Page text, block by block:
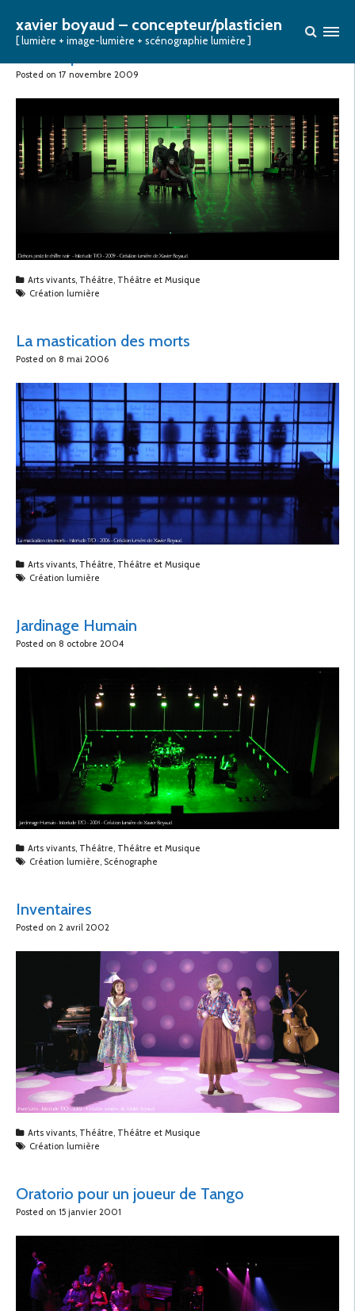
xavier boyaud – concepteur/plasticien
[ lumière + image-lumière + scénographie lumière ]
CATÉGORIE :THÉÂTRE ET MUSIQUE
Posted on 17 novembre 2009
Arts vivants Théâtre Théâtre et Musique
Création lumière
La mastication des morts
Posted on 8 mai 2006
Arts vivants Théâtre Théâtre et Musique
Création lumière
Jardinage Humain
Posted on 8 octobre 2004
Arts vivants, Théâtre, Théâtre et Musique
Création lumière, Scénographe
Inventaires
Posted on 2 avril 2002
Arts vivants, Théâtre, Théâtre et Musique
Création lumière
Oratorio pour un joueur de Tango
Posted on 15 janvier 2001